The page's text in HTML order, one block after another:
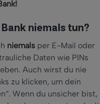
niemals tun?
niemals per E-Mail oder
Daten wie PINs
Auch wirst du nie
zu klicken, um dein
Wenn du unsicher bist,